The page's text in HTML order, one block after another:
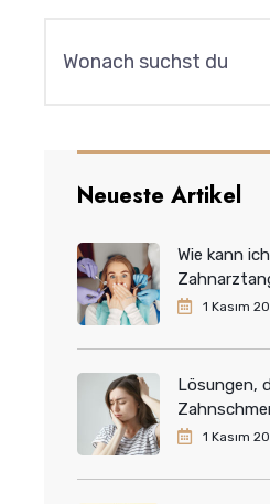
Neueste Artikel
Wie kann
1 Kasım
Lösungen,
1 Kasım